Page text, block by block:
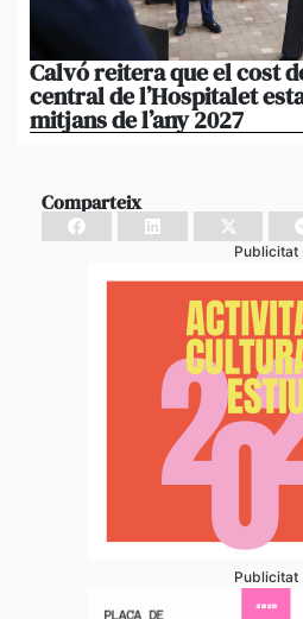
Calvó reitera que el cost
central de l’Hospitalet
mitjans de l’any 2027
Comparteix
Publicitat
Publicitat